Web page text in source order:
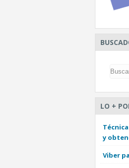
LO +
y
Viber